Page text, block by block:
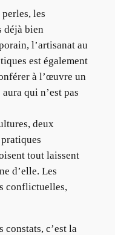
les
déjà bien
l’artisanat au
est également
à l’œuvre un
qui n’est pas
deux
tout laissent
d’elle. Les
conflictuelles,
constats, c’est la